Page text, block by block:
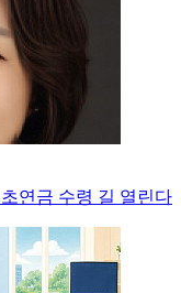
연금 수령 길 열린다